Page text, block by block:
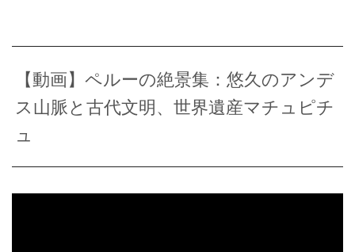
【動画】ペルーの絶景集：悠久のアンデ
ス山脈と古代文明、世界遺産マチュピチ
ュ